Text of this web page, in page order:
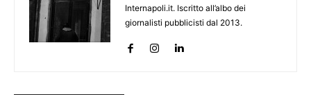
Internapoli.it. Iscritto all’albo dei
giornalisti pubblicisti dal 2013.